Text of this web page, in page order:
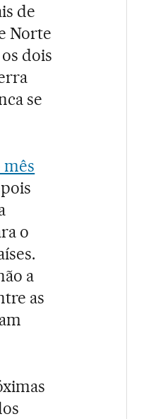
de
Norte
dois
se
o
a
as